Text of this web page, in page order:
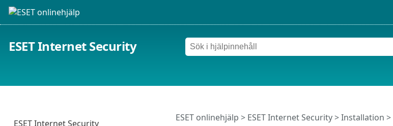
ESET Internet Security
ESET onlinehjälp > ESET Internet Security>Installation